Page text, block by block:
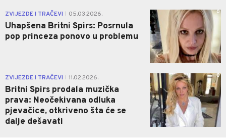
ZVIJEZDE I TRAČEVI 05.03.2026.
Uhapšena Britni Spirs: Posrnula
pop princeza ponovo u problemu
0
ZVIJEZDE I TRAČEVI 11.02.2026.
Britni Spirs prodala muzička
prava: Neočekivana odluka
pjevačice, otkriveno šta će se
dalje dešavati
0